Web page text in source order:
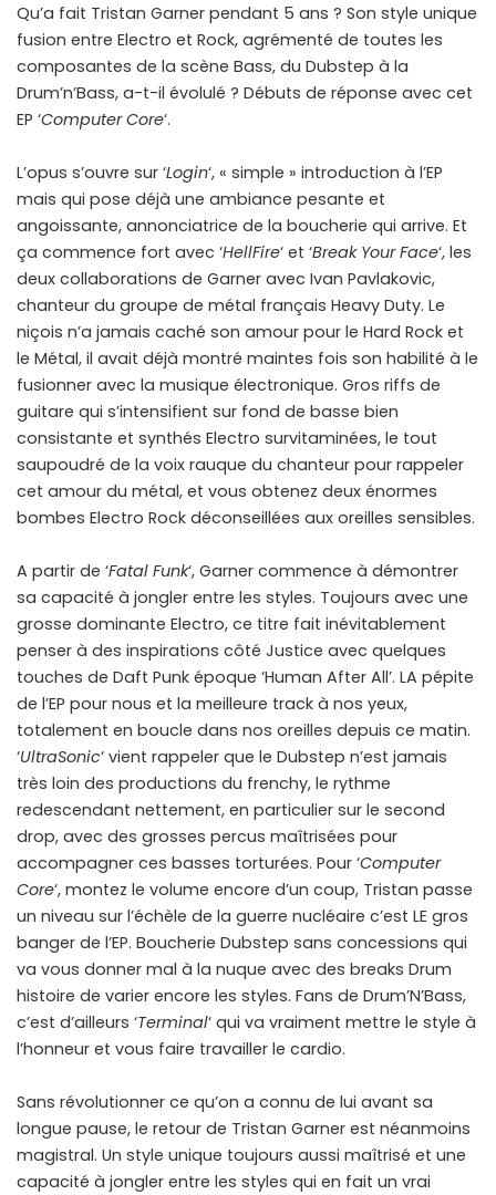
Qu’a fait Tristan Garner pendant 5 ans ? Son style unique
fusion entre Electro et Rock, agrémenté de toutes les
composantes de la scène Bass, du Dubstep à la
Drum’n’Bass, a-t-il évolulé ? Débuts de réponse avec cet
EP ‘Computer Core‘.
L’opus s’ouvre sur ‘Login‘, « simple » introduction à l’EP
mais qui pose déjà une ambiance pesante et
angoissante, annonciatrice de la boucherie qui arrive. Et
ça commence fort avec ‘HellFire‘ et ‘Break Your Face‘, les
deux collaborations de Garner avec Ivan Pavlakovic,
chanteur du groupe de métal français Heavy Duty. Le
niçois n’a jamais caché son amour pour le Hard Rock et
le Métal, il avait déjà montré maintes fois son habilité à le
fusionner avec la musique électronique. Gros riffs de
guitare qui s’intensifient sur fond de basse bien
consistante et synthés Electro survitaminées, le tout
saupoudré de la voix rauque du chanteur pour rappeler
cet amour du métal, et vous obtenez deux énormes
bombes Electro Rock déconseillées aux oreilles sensibles.
A partir de ‘Fatal Funk‘, Garner commence à démontrer
sa capacité à jongler entre les styles. Toujours avec une
grosse dominante Electro, ce titre fait inévitablement
penser à des inspirations côté Justice avec quelques
touches de Daft Punk époque ‘Human After All’. LA pépite
de l’EP pour nous et la meilleure track à nos yeux,
totalement en boucle dans nos oreilles depuis ce matin.
‘UltraSonic‘ vient rappeler que le Dubstep n’est jamais
très loin des productions du frenchy, le rythme
redescendant nettement, en particulier sur le second
drop, avec des grosses percus maîtrisées pour
accompagner ces basses torturées. Pour ‘Computer
Core‘, montez le volume encore d’un coup, Tristan passe
un niveau sur l’échèle de la guerre nucléaire c’est LE gros
banger de l’EP. Boucherie Dubstep sans concessions qui
va vous donner mal à la nuque avec des breaks Drum
histoire de varier encore les styles. Fans de Drum’N’Bass,
c’est d’ailleurs ‘Terminal‘ qui va vraiment mettre le style à
l’honneur et vous faire travailler le cardio.
Sans révolutionner ce qu’on a connu de lui avant sa
longue pause, le retour de Tristan Garner est néanmoins
magistral. Un style unique toujours aussi maîtrisé et une
capacité à jongler entre les styles qui en fait un vrai